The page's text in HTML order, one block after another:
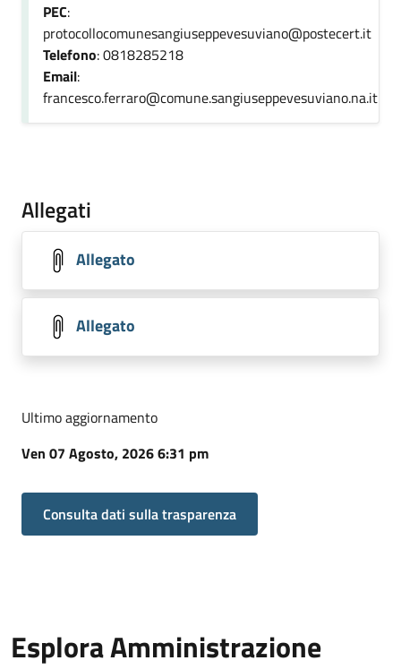
PEC:
protocollocomunesangiuseppevesuviano@postecert.it
Telefono: 0818285218
Email:
francesco.ferraro@comune.sangiuseppevesuviano.na.it
Allegati
Allegato
Allegato
Ultimo aggiornamento
Ven 07 Agosto, 2026 6:31 pm
Consulta dati sulla trasparenza
Esplora Amministrazione